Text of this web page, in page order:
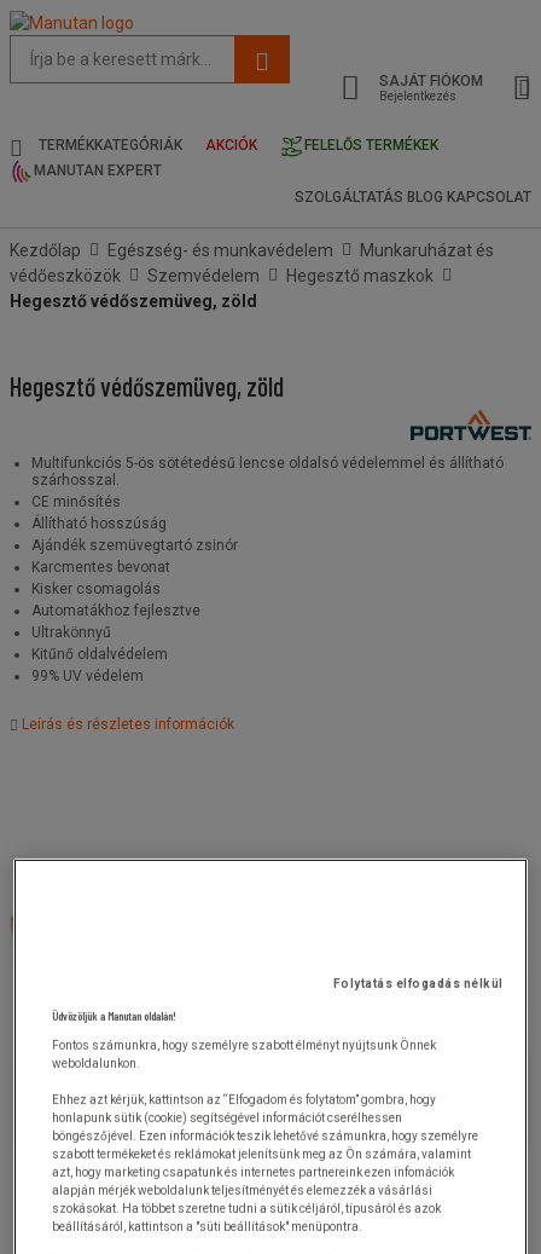
oldal
és
keresési
SAJÁT FIÓKOM
Bejelentkezés
TERMÉKKATEGÓRIÁK AKCIÓK
FELELŐS TERMÉKEK
MANUTAN EXPERT
SZOLGÁLTATÁS BLOG KAPCSOLAT
Kezdőlap Egészség- és munkavédelem
Munkaruházat és
védőeszközök
Szemvédelem
Hegesztő maszkok
Hegesztő védőszemüveg, zöld
Hegesztő védőszemüveg, zöld
Multifunkciós 5-ös sötétedésű lencse oldalsó védelemmel és állítható
szárhosszal.
CE minősítés
Állítható hosszúság
Ajándék szemüvegtartó zsinór
Karcmentes bevonat
Kisker csomagolás
Automatákhoz fejlesztve
Ultrakönnyű
Kitűnő oldalvédelem
99% UV védelem
Leírás és részletes információk
Folytatás elfogadás nélkül
Üdvözöljük a Manutan oldalán!
Fontos számunkra, hogy személyre szabott élményt nyújtsunk Önnek
weboldalunkon.
Ehhez azt kérjük, kattintson az “Elfogadom és folytatom” gombra, hogy
honlapunk sütik (cookie) segítségével információt cserélhessen
böngészőjével. Ezen információk teszik lehetővé számunkra, hogy személyre
szabott termékeket és reklámokat jelenítsünk meg az Ön számára, valamint
azt, hogy marketing csapatunk és internetes partnereink ezen infomációk
alapján mérjék weboldalunk teljesítményét és elemezzék a vásárlási
szokásokat. Ha többet szeretne tudni a sütik céljáról, típusáról és azok
beállításáról, kattintson a "süti beállítások" menüpontra.